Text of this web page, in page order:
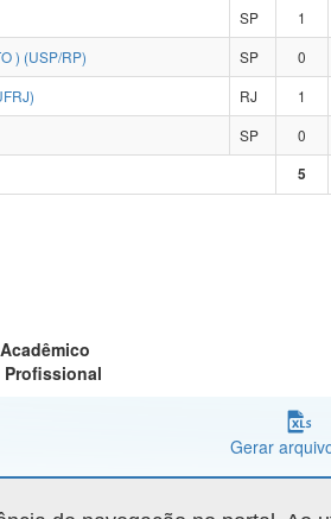
SP 1
) (USP/RP)
SP 0
RJ 1
SP 0
5
Profissional
Gerar